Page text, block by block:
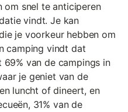
om snel te anticiperen
vindt. Je kan
je voorkeur hebben om
camping vindt dat
van de campings in
je geniet van de
luncht of dineert, en
31% van de